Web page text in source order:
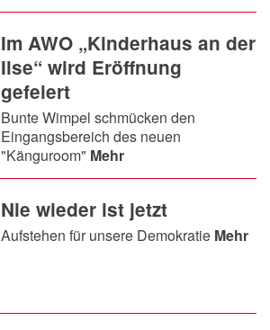
Im AWO „Kinderhaus an der
Ilse“ wird Eröffnung
gefeiert
Bunte Wimpel schmücken den
Eingangsbereich des neuen
"Känguroom" Mehr
Nie wieder ist jetzt
Aufstehen für unsere Demokratie Mehr